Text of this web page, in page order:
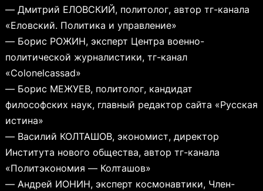
— Дмитрий ЕЛОВСКИЙ, политолог, автор тг-канала
«Еловский. Политика и управление»
— Борис РОЖИН, эксперт Центра военно-
политической журналистики, тг-канал
«Colonelcassad»
— Борис МЕЖУЕВ, политолог, кандидат
философских наук, главный редактор сайта «Русская
истина»
— Василий КОЛТАШОВ, экономист, директор
Института нового общества, автор тг-канала
«Политэкономия — Колташов»
— Андрей ИОНИН, эксперт космонавтики, Член-